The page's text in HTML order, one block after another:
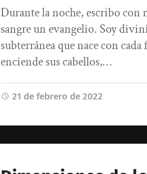
Durante la noche, escribo con
sangre un evangelio. Soy
subterránea que nace con
enciende sus cabellos,…
21 de febrero de 2022